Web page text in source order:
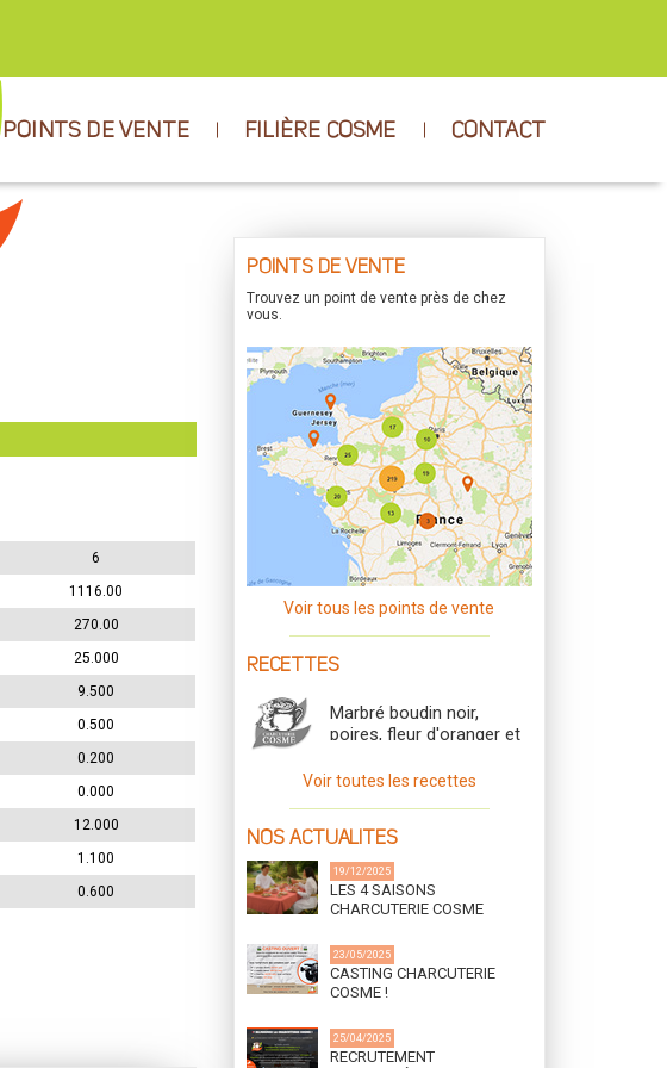
POINTS DE VENTE FILIÈRE COSME CONTACT
6
1116.00
270.00
25.000
9.500
0.500
0.200
0.000
12.000
1.100
0.600
POINTS DE VENTE
Trouvez un point de vente près de chez
vous.
Voir tous les points de vente
RECETTES
Marbré boudin noir,
poires, fleur d'oranger et
Voir toutes les recettes
NOS ACTUALITES
19/12/2025
LES 4 SAISONS
CHARCUTERIE COSME
23/05/2025
CASTING CHARCUTERIE
COSME !
25/04/2025
RECRUTEMENT